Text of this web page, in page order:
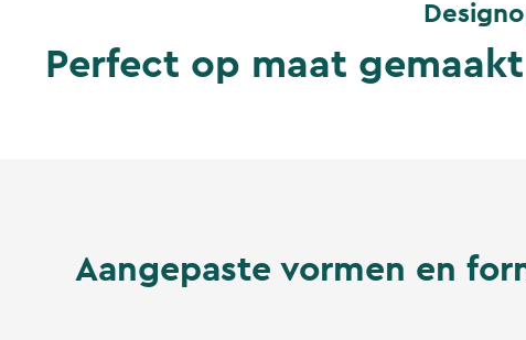
Perfect op maat
Aangepaste vormen en